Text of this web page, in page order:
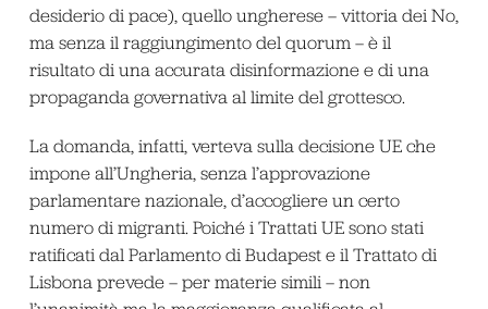
desiderio di pace), quello ungherese – vittoria dei No,
ma senza il raggiungimento del quorum – è il
risultato di una accurata disinformazione e di una
propaganda governativa al limite del grottesco.
La domanda, infatti, verteva sulla decisione UE che
impone all’Ungheria, senza l’approvazione
parlamentare nazionale, d’accogliere un certo
numero di migranti. Poiché i Trattati UE sono stati
ratificati dal Parlamento di Budapest e il Trattato di
Lisbona prevede – per materie simili – non